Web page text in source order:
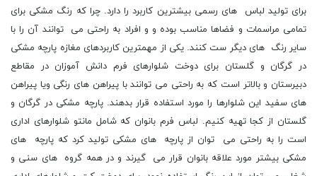
برای تولید لباس های رسمی بیشترین کاربرد را دارد. چرا که رنگ مشکی برای
تمامی مراسمات و فضاها مناسب بوده و و افراد به راحتی می توانند آن را با
سایر رنگ های دیگر ست کنند. یکی از مهمترین کاربردهای مغازه پارچه مشکی
در گرگان و گلستان برای دوخت شلوارهای فرم دانش آموزان در مقاطع
دبیرستان و بالاتر است که به راحتی می توانند با پیراهن های رنگی ویا پیراهن
های سفید این شلوارها را مورد استفاده قرار بدهند. پارچه مشکی در گرگان و
گلستان از کجا تهیه کنیم. لباس فرم بانوان که شامل مانتو شلوارهای اداری
است را به راحتی می توان از پارچه های مشکی تولید کرد که پارچه های
مشکی بیشتر مورد علاقه بانوان قرار می گیرند و در همه گروه های سنی و